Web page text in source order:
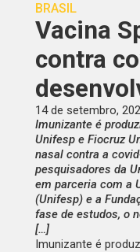
BRASIL
Vacina
contra
14 de setembro,
Imunizante é
Unifesp e Fiocruz
nasal contra a
pesquisadores da
em parceria com a
(Unifesp) e a
fase de estudos, o
[…]
Imunizante é